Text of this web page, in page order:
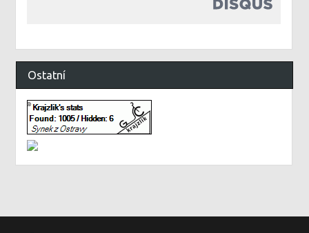
Ostatní